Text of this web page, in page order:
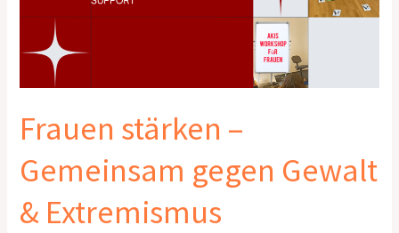
Frauen stärken –
Gemeinsam gegen Gewalt
& Extremismus
Extremismus